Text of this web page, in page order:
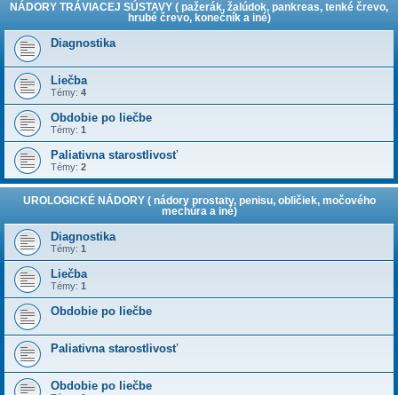
NÁDORY TRÁVIACEJ SÚSTAVY ( pažerák, žalúdok, pankreas, tenké črevo,
hrubé črevo, konečník a iné)
Diagnostika
Liečba
Témy: 4
Obdobie po liečbe
Témy: 1
Paliativna starostlivosť
Témy: 2
UROLOGICKÉ NÁDORY ( nádory prostaty, penisu, obličiek, močového
mechúra a iné)
Diagnostika
Témy: 1
Liečba
Témy: 1
Obdobie po liečbe
Paliativna starostlivosť
Obdobie po liečbe